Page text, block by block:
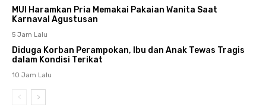
MUI Haramkan Pria Memakai Pakaian Wanita Saat
Karnaval Agustusan
5 Jam Lalu
Diduga Korban Perampokan, Ibu dan Anak Tewas Tragis
dalam Kondisi Terikat
10 Jam Lalu